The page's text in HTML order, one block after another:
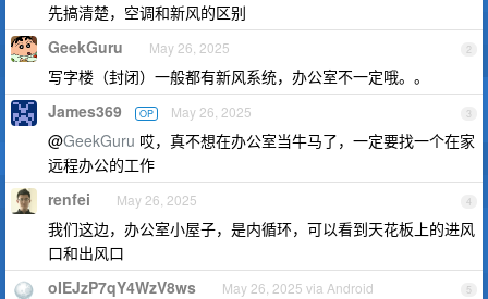
先搞清楚，空调和新风的区别
2
GeekGuru May 26, 2025
写字楼（封闭）一般都有新风系统，办公室不一定哦。。
3
James369 OP May 26, 2025
@GeekGuru 哎，真不想在办公室当牛马了，一定要找一个在家
远程办公的工作
4
renfei May 26, 2025
我们这边，办公室小屋子，是内循环，可以看到天花板上的进风
口和出风口
5
oIEJzP7qY4WzV8ws May 26, 2025 via Android